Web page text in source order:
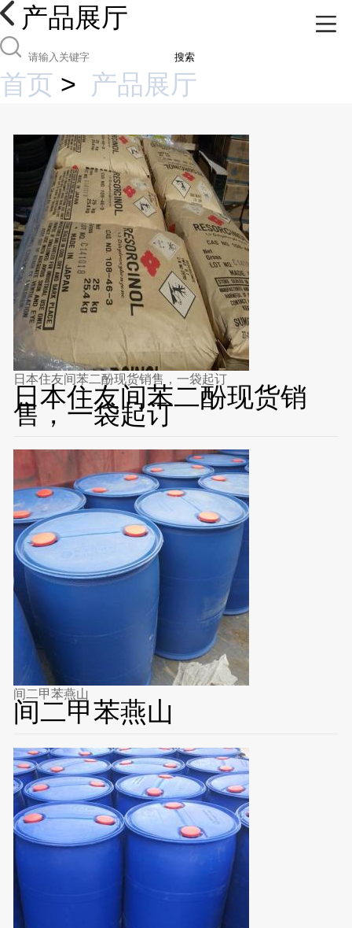
产品展厅
搜索
首页 > 产品展厅
日本住友间苯二酚现货销售，一袋起订
日本住友间苯二酚现货销
售，一袋起订
间二甲苯燕山
间二甲苯燕山